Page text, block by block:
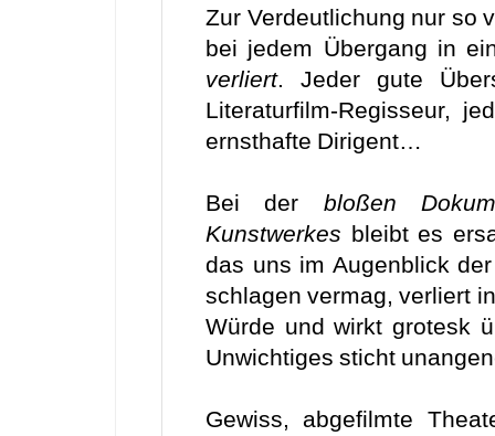
Zur Verdeutlichung nur so
bei jedem Übergang in
verliert. Jeder gute
Literaturfilm-Regisseur,
ernsthafte Dirigent…
Bei der bloßen
Kunstwerkes bleibt es
das uns im Augenblick
schlagen vermag, verliert
Würde und wirkt grotesk
Unwichtiges sticht
Gewiss, abgefilmte